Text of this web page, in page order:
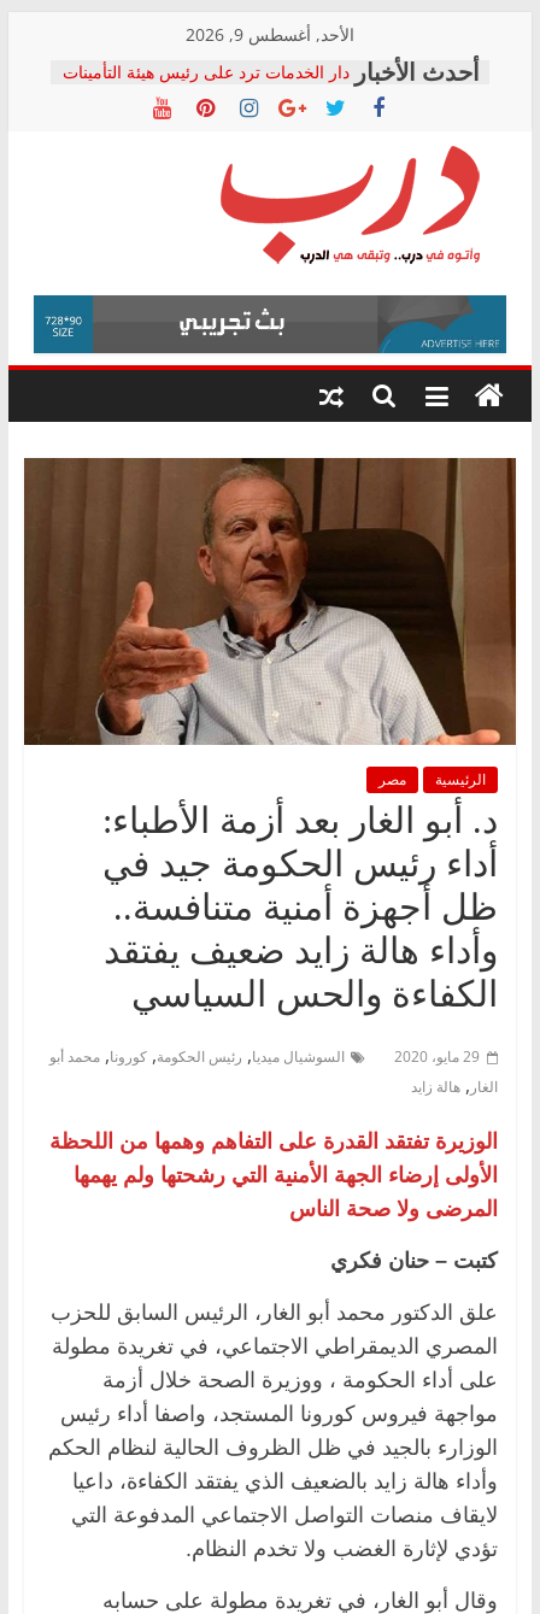
content
الأحد, أغسطس 9, 2026
دار الخدمات ترد على رئيس هيئة التأمينات
بعد مؤتمره الصحفي: إنكار الأزمة لا ينهي
معاناة أصحاب المعاشات.. ونطالب بكشف
فرحات سليمان يكتب: القطاع الصحي إلى
أين؟
حزب التحالف الشعبي يطلق لجنة “الحق
في الصحة” بالإسكندرية لرصد الانتهاكات
ودعم المرضى
الوزاري لمدينة الصحفيين.. وانتهاء أعمال
إنشاء المبنى الإداري
المجلس القومي لحقوق الإنسان يعلن
متابعة قضية الدكتور محمد زهران.. ويؤكد:
قرينة البراءة وضمانات المحاكمة العادلة
درب
وأتوه
درب..
وتبقى
هي
الرئيسية مصر
د. أبو الغار بعد أزمة الأطباء:
أداء رئيس الحكومة جيد في
ظل أجهزة أمنية متنافسة..
وأداء هالة زايد ضعيف يفتقد
الكفاءة والحس السياسي
29 مايو، 2020 السوشيال ميديا, رئيس الحكومة, كورونا, محمد أبو
الغار , هالة زايد
الوزيرة تفتقد القدرة على التفاهم وهمها من اللحظة
الأولى إرضاء الجهة الأمنية التي رشحتها ولم يهمها
المرضى ولا صحة الناس
كتبت – حنان فكري
علق الدكتور محمد أبو الغار، الرئيس السابق للحزب
المصري الديمقراطي الاجتماعي، في تغريدة مطولة
على أداء الحكومة ، ووزيرة الصحة خلال أزمة
مواجهة فيروس كورونا المستجد، واصفا أداء رئيس
الوزارء بالجيد في ظل الظروف الحالية لنظام الحكم
وأداء هالة زايد بالضعيف الذي يفتقد الكفاءة، داعيا
لايقاف منصات التواصل الاجتماعي المدفوعة التي
تؤدي لإثارة الغضب ولا تخدم النظام.
وقال أبو الغار، في تغريدة مطولة على حسابه